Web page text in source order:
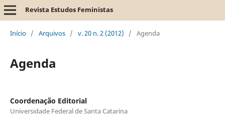
Revista Estudos Feministas
Início / Arquivos / v. 20 n. 2 (2012) / Agenda
Agenda
Coordenação Editorial
Universidade Federal de Santa Catarina